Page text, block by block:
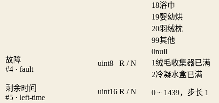
18浴巾
19婴幼烘
20羽绒枕
99其他
故障
#4 · fault
uint8 R / N
0null
1绒毛收集器已满
2冷凝水盒已满
剩余时间
#5 · left-time
uint16 R / N 0 ~ 1439，步长 1